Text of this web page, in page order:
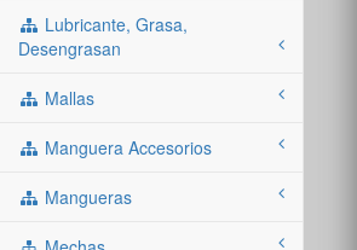
Lubricante, Grasa,
Desengrasan
Mallas
Manguera Accesorios
Mangueras